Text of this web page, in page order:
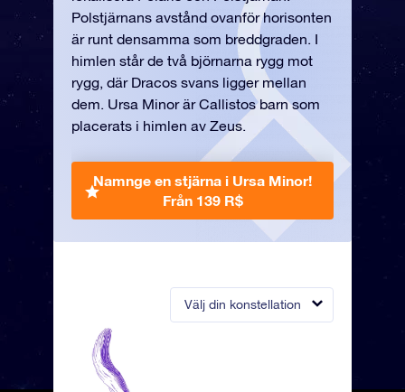
Välj din konstellation
Polstjärnans avstånd ovanför horisonten
är runt densamma som breddgraden. I
himlen står de två björnarna rygg mot
rygg, där Dracos svans ligger mellan
dem. Ursa Minor är Callistos barn som
placerats i himlen av Zeus.
Namnge en stjärna i Ursa Minor!
Från 139 R$